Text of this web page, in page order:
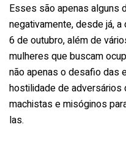
Esses são apenas alguns
negativamente, desde já,
6 de outubro, além de
mulheres que buscam
não apenas o desafio das
hostilidade de adversários
machistas e misóginos
las.